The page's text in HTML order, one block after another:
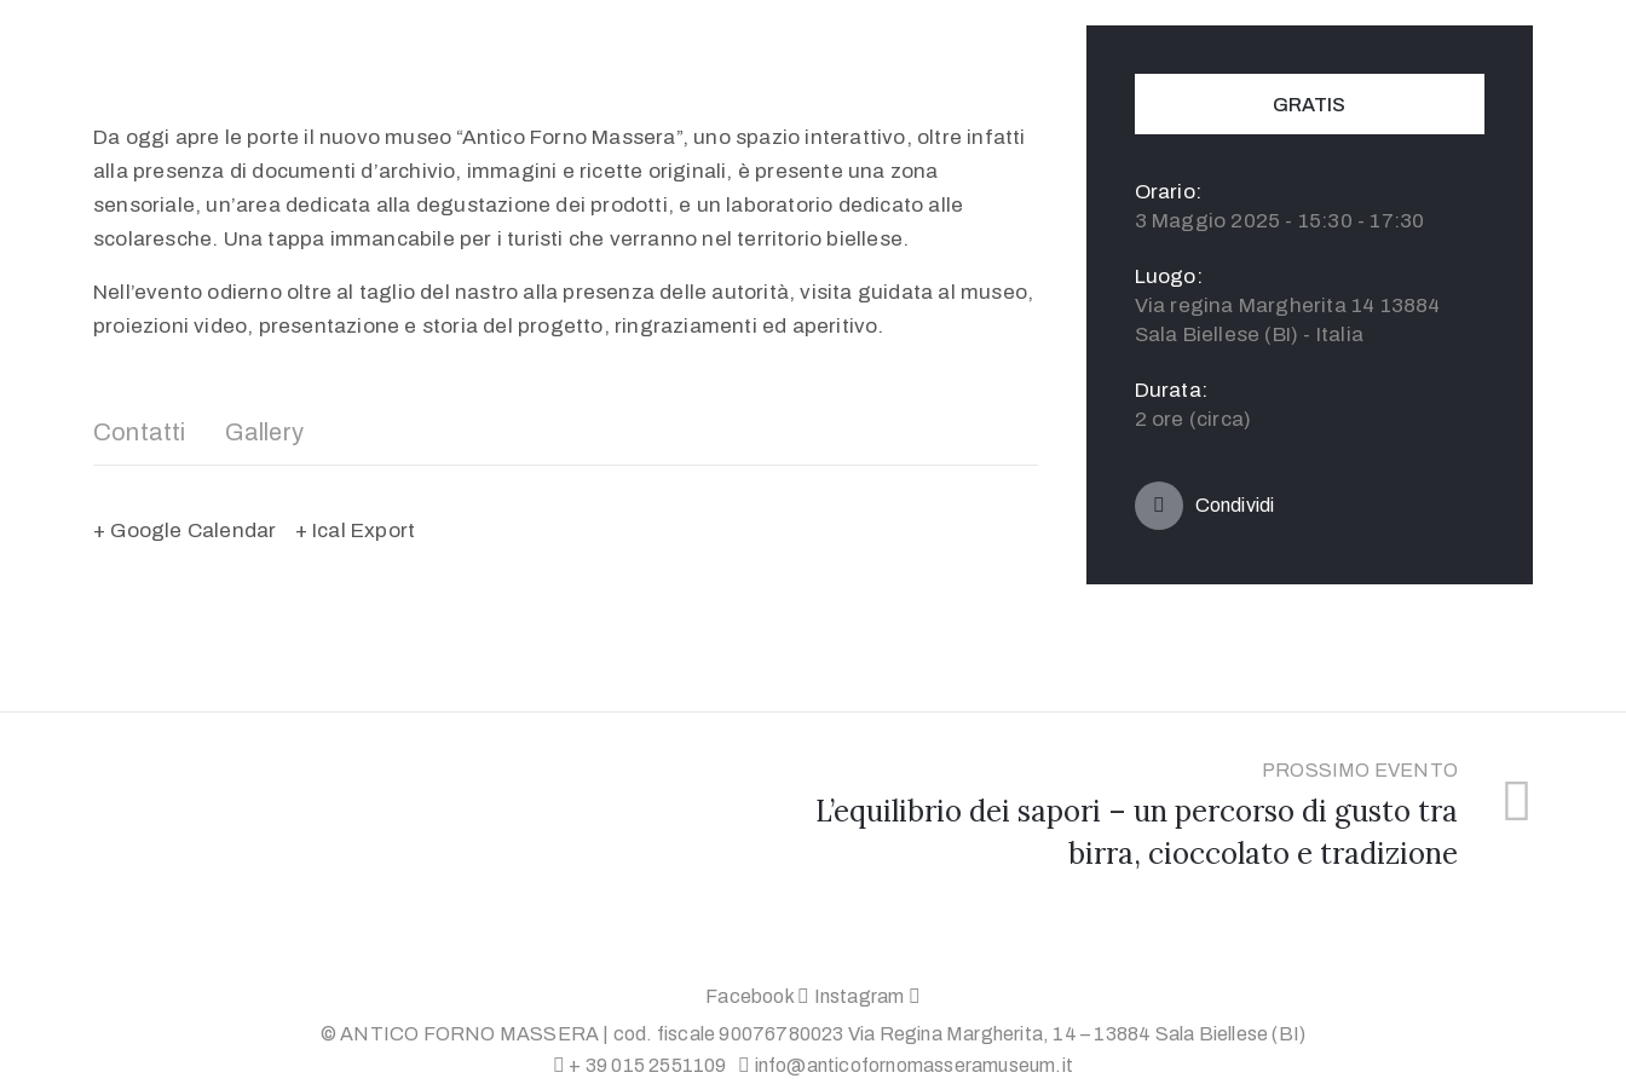
Da oggi apre le porte il nuovo museo “Antico Forno Massera”, uno spazio interattivo, oltre infatti
alla presenza di documenti d’archivio, immagini e ricette originali, è presente una zona
sensoriale, un’area dedicata alla degustazione dei prodotti, e un laboratorio dedicato alle
scolaresche. Una tappa immancabile per i turisti che verranno nel territorio biellese.
Nell’evento odierno oltre al taglio del nastro alla presenza delle autorità, visita guidata al museo,
proiezioni video, presentazione e storia del progetto, ringraziamenti ed aperitivo.
Contatti Gallery
+ Google Calendar + Ical Export
GRATIS
Orario:
3 Maggio 2025 - 15:30 - 17:30
Luogo:
Via regina Margherita 14 13884
Sala Biellese (BI) - Italia
Durata:
2 ore (circa)
Condividi
PROSSIMO EVENTO
L’equilibrio dei sapori – un percorso di gusto tra
birra, cioccolato e tradizione
Facebook
Instagram
© ANTICO FORNO MASSERA | cod. fiscale 90076780023 Via Regina Margherita, 14 – 13884 Sala Biellese (BI)
+ 39 015 2551109
info@anticofornomasseramuseum.it